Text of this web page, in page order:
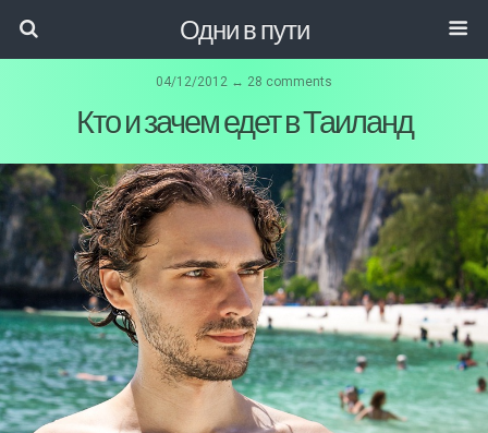
Одни в пути
04/12/2012 ↔ 28 comments
Кто и зачем едет в Таиланд